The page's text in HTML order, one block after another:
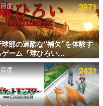
キング
ージビュー数万以上！ などな
度 3971
部の過酷な“補欠”を体験す
ーム『球ひろい
』が「1件」のウィッ
リストをもとにチェコ語に
しSNSで話題に。『キング
ム・カム』開発元やチェコの
野球選手から称賛の声
度 2431